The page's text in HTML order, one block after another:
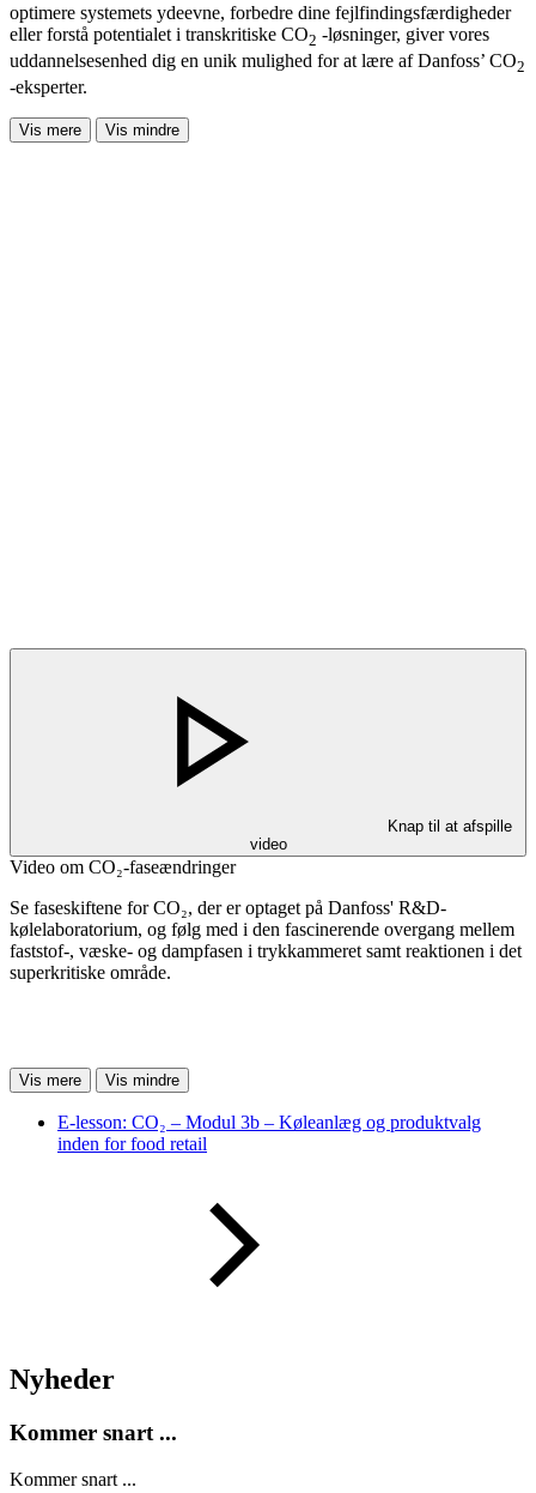
optimere systemets ydeevne, forbedre dine fejlfindingsfærdigheder
eller forstå potentialet i transkritiske CO2 -løsninger, giver vores
uddannelsesenhed dig en unik mulighed for at lære af Danfoss’ CO2
-eksperter.
Vis mere Vis mindre
Knap til at afspille
video
Video om CO₂-faseændringer
Se faseskiftene for CO₂, der er optaget på Danfoss' R&D-
kølelaboratorium, og følg med i den fascinerende overgang mellem
faststof-, væske- og dampfasen i trykkammeret samt reaktionen i det
superkritiske område.
Vis mere Vis mindre
E-lesson: CO₂ – Modul 3b – Køleanlæg og produktvalg
inden for food retail
Nyheder
Kommer snart ...
Kommer snart ...